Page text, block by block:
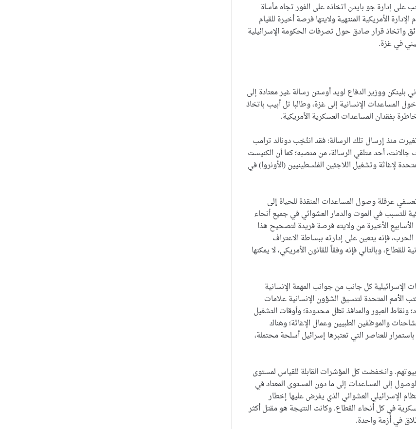
إدارة جو بايدن اتخاذه على الفور تجاه مأساة
الأمريكية المنتهية ولايتها فرصة أخيرة للقيام
واتخاذ قرار صادق حول تصرفات الحكومة الإسرائيلية
في غزة.
بلينكن ووزير الدفاع لويد أوستن رسالة غير معتادة إلى
المساعدات الإنسانية إلى غزة، وطالبا تل أبيب باتخاذ
بفقدان المساعدات العسكرية الأمريكية.
منذ إرسال تلك الرسالة: فقد انتُخِب دونالد ترامب
جالانت، أحد متلقي الرسالة، من منصبه؛ كما أن الكنيست
لإغاثة وتشغيل اللاجئين الفلسطينيين (الأونروا) في
عرقلة وصول المساعدات المنقذة للحياة إلى
للتسبب في الموت والدمار العشوائي في جميع أنحاء
الأخيرة من ولايته فرصة فريدة لتصحيح هذا
فإنه يتعين على إدارته ببساطة الاعتراف
وبالتالي فإنه وفقاً للقانون الأمريكي، لا يمكنها
كل جانب من جوانب المهمة الإنسانية
المتحدة لتنسيق الشؤون الإنسانية علامات
العبور والمنافذ تظل محدودة؛ وأوقات التشغيل
والموظفين الطبيين وعمال الإغاثة؛ وهناك
للعناصر التي تعتبرها إسرائيل أسلحة محتملة،
وانخفضت كل المؤشرات القابلة للقياس لمستوى
إلى المساعدات إلى ما دون المستوى المعتاد في
الإسرائيلي العشوائي الذي يفرض عليها إخطار
في كل أنحاء القطاع. وكانت النتيجة هو مقتل أكثر